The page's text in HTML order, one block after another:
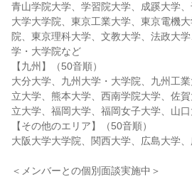
青山学院大学、学習院大学、成蹊大学
大学大学院、東京工業大学、東京電機
院、東京理科大学、文教大学、法政大
学・大学院など
【九州】（50音順）
大分大学、九州大学・大学院、九州工
立大学、熊本大学、西南学院大学、佐
立大学、福岡大学、福岡女子大学、山
【その他のエリア】（50音順）
大阪大学大学院、関西大学、広島大学
＜メンバーとの個別面談実施中＞